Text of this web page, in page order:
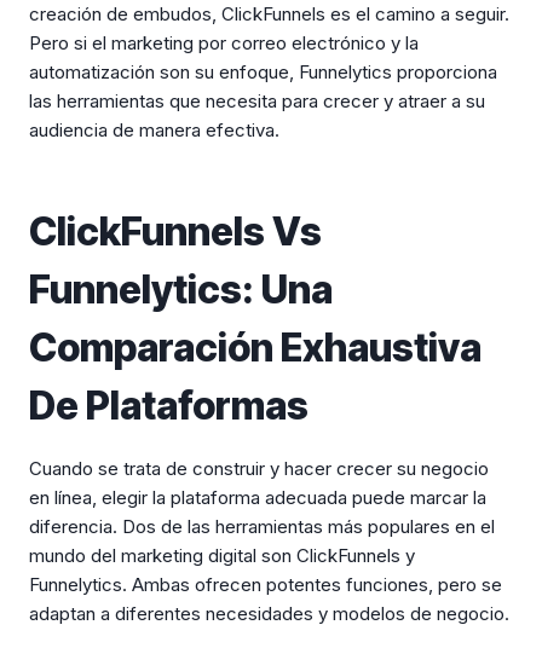
creación de embudos, ClickFunnels es el camino a seguir.
Pero si el marketing por correo electrónico y la
automatización son su enfoque, Funnelytics proporciona
las herramientas que necesita para crecer y atraer a su
audiencia de manera efectiva.
ClickFunnels Vs
Funnelytics: Una
Comparación Exhaustiva
De Plataformas
Cuando se trata de construir y hacer crecer su negocio
en línea, elegir la plataforma adecuada puede marcar la
diferencia. Dos de las herramientas más populares en el
mundo del marketing digital son ClickFunnels y
Funnelytics. Ambas ofrecen potentes funciones, pero se
adaptan a diferentes necesidades y modelos de negocio.